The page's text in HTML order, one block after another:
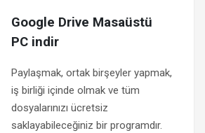
Google Drive Masaüstü
PC indir
Paylaşmak, ortak birşeyler yapmak,
iş birliği içinde olmak ve tüm
dosyalarınızı ücretsiz
saklayabileceğiniz bir programdır.